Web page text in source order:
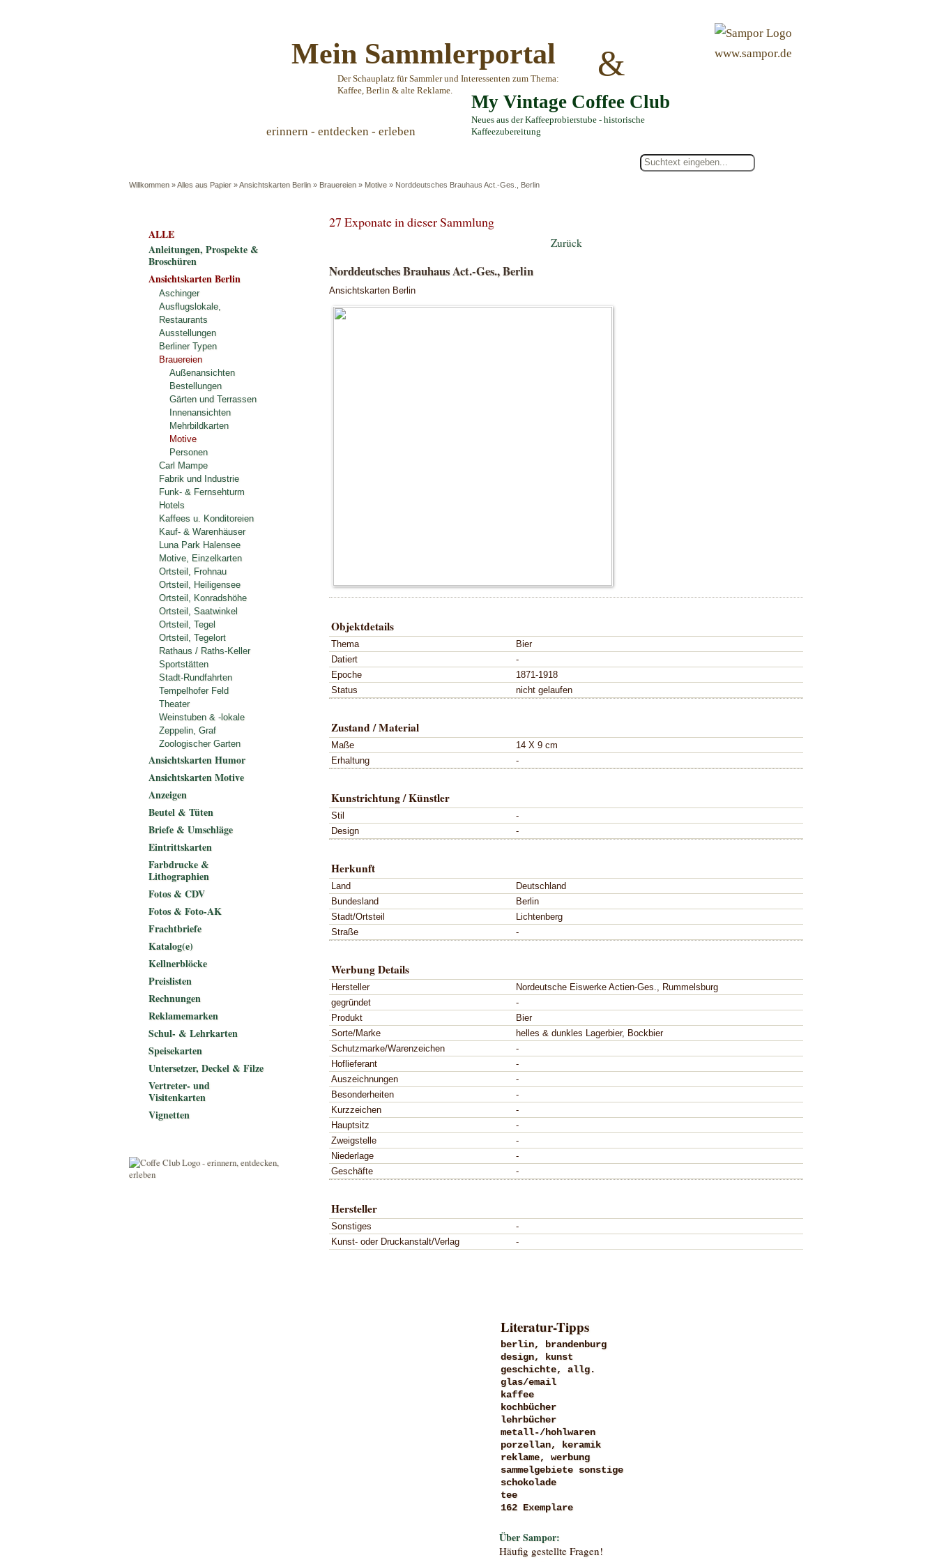
Mein Sammlerportal
Der Schauplatz für Sammler und Interessenten zum Thema:
Kaffee, Berlin & alte Reklame.
&
My Vintage Coffee Club
Neues aus der Kaffeeprobierstube - historische
Kaffeezubereitung
www.sampor.de
erinnern - entdecken - erleben
Willkommen »Alles aus Papier »Ansichtskarten Berlin » Brauereien » Motive » Norddeutsches Brauhaus Act.-Ges., Berlin
27 Exponate in dieser Sammlung
Zurück
Norddeutsches Brauhaus Act.-Ges., Berlin
Ansichtskarten Berlin
Objektdetails
Thema
Bier
Datiert
-
Epoche
1871-1918
Status
nicht gelaufen
Zustand / Material
Maße
14 X 9 cm
Erhaltung
-
Kunstrichtung / Künstler
Stil
-
Design
-
Herkunft
Land
Deutschland
Bundesland
Berlin
Stadt/Ortsteil
Lichtenberg
Straße
-
Werbung Details
Hersteller
Nordeutsche Eiswerke Actien-Ges., Rummelsburg
gegründet
-
Produkt
Bier
Sorte/Marke
helles & dunkles Lagerbier, Bockbier
Schutzmarke/Warenzeichen
-
Hoflieferant
-
Auszeichnungen
-
Besonderheiten
-
Kurzzeichen
-
Hauptsitz
-
Zweigstelle
-
Niederlage
-
Geschäfte
-
Hersteller
Sonstiges
-
Kunst- oder Druckanstalt/Verlag
-
ALLE
Anleitungen, Prospekte &
Broschüren
Ansichtskarten Berlin
Aschinger
Ausflugslokale,
Restaurants
Ausstellungen
Berliner Typen
Brauereien
Außenansichten
Bestellungen
Gärten und Terrassen
Innenansichten
Mehrbildkarten
Motive
Personen
Carl Mampe
Fabrik und Industrie
Funk- & Fernsehturm
Hotels
Kaffees u. Konditoreien
Kauf- & Warenhäuser
Luna Park Halensee
Motive, Einzelkarten
Ortsteil, Frohnau
Ortsteil, Heiligensee
Ortsteil, Konradshöhe
Ortsteil, Saatwinkel
Ortsteil, Tegel
Ortsteil, Tegelort
Rathaus / Raths-Keller
Sportstätten
Stadt-Rundfahrten
Tempelhofer Feld
Theater
Weinstuben & -lokale
Zeppelin, Graf
Zoologischer Garten
Ansichtskarten Humor
Ansichtskarten Motive
Anzeigen
Beutel & Tüten
Briefe & Umschläge
Eintrittskarten
Farbdrucke &
Lithographien
Fotos & CDV
Fotos & Foto-AK
Frachtbriefe
Katalog(e)
Kellnerblöcke
Preislisten
Rechnungen
Reklamemarken
Schul- & Lehrkarten
Speisekarten
Untersetzer, Deckel & Filze
Vertreter- und
Visitenkarten
Vignetten
Literatur-Tipps
berlin, brandenburg
design, kunst
geschichte, allg.
glas/email
kaffee
kochbücher
lehrbücher
metall-/hohlwaren
porzellan, keramik
reklame, werbung
sammelgebiete sonstige
schokolade
tee
162 Exemplare
Über Sampor:
Häufig gestellte Fragen!